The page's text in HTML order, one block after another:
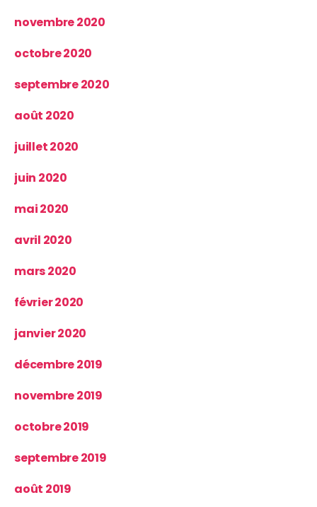
novembre 2020
octobre 2020
septembre 2020
août 2020
juillet 2020
juin 2020
mai 2020
avril 2020
mars 2020
février 2020
janvier 2020
décembre 2019
novembre 2019
octobre 2019
septembre 2019
août 2019